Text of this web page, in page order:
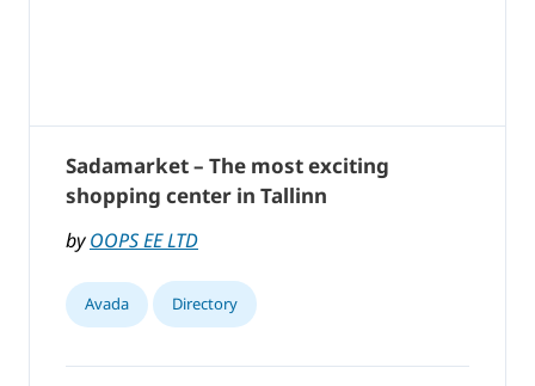
Sadamarket – The most exciting
shopping center in Tallinn
byOOPS EE LTD
Avada Directory